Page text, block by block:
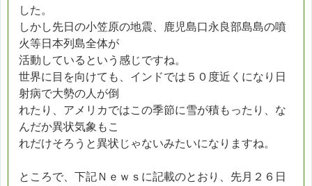
した。
しかし先日の小笠原の地震、鹿児島口永良部島島の噴
火等日本列島全体が
活動しているという感じですね。
世界に目を向けても、インドでは５０度近くになり日
射病で大勢の人が倒
れたり、アメリカではこの季節に雪が積もったり、な
んだか異状気象もこ
れだけそろうと異状じゃないみたいになりますね。
ところで、下記Ｎｅｗｓに記載のとおり、先月２６日